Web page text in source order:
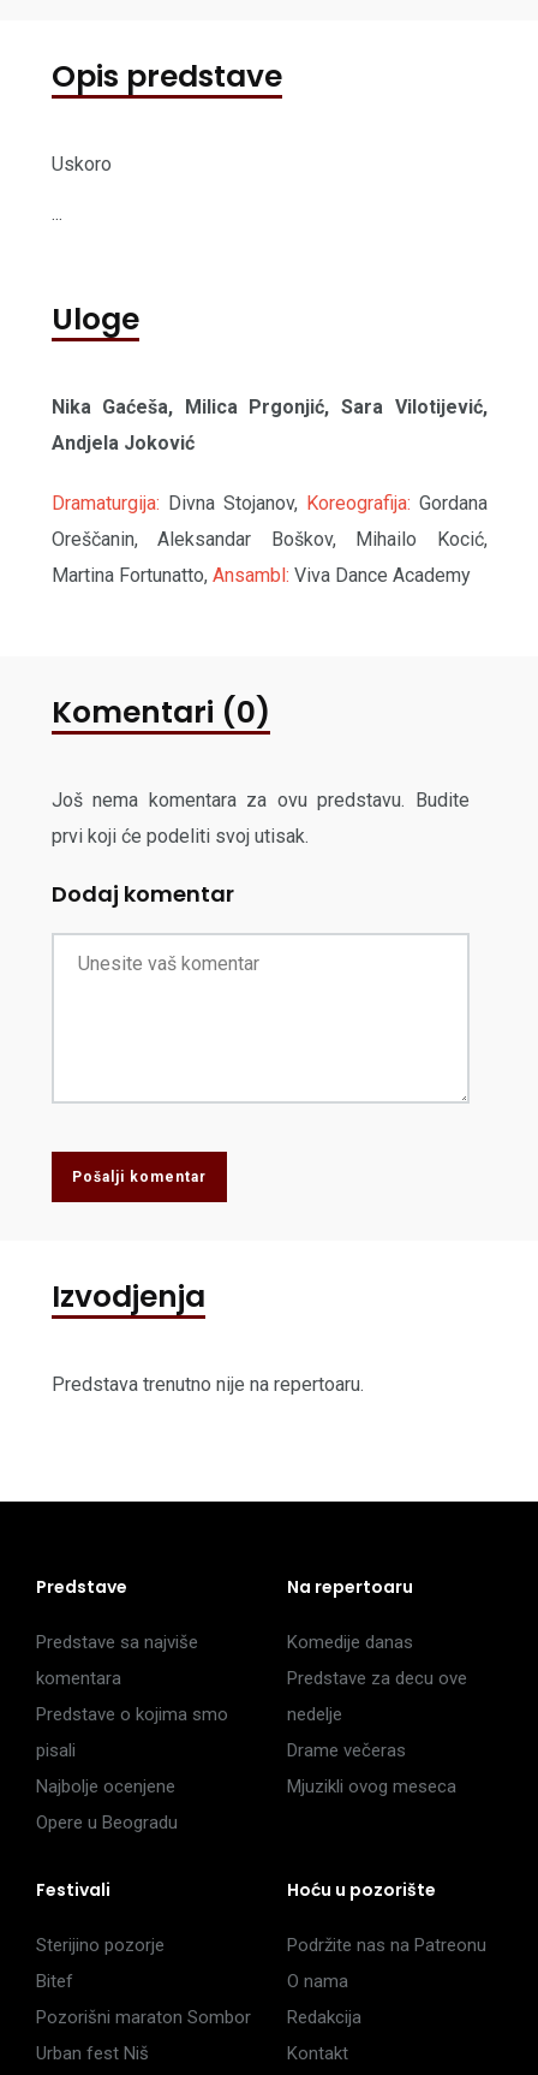
Opis predstave
Uskoro
...
Uloge
Nika Gaćeša, Milica Prgonjić, Sara Vilotijević,
Andjela Joković
Dramaturgija: Divna Stojanov,Koreografija: Gordana
Oreščanin, Aleksandar Boškov, Mihailo Kocić,
Martina Fortunatto, Ansambl: Viva Dance Academy
Komentari (0)
Još nema komentara za ovu predstavu. Budite
prvi koji će podeliti svoj utisak.
Dodaj komentar
Pošalji komentar
Izvodjenja
Predstava trenutno nije na repertoaru.
Predstave
Predstave sa najviše
komentara
Predstave o kojima smo
pisali
Najbolje ocenjene
Opere u Beogradu
Na repertoaru
Komedije danas
Predstave za decu ove
nedelje
Drame večeras
Mjuzikli ovog meseca
Festivali
Sterijino pozorje
Bitef
Pozorišni maraton Sombor
Urban fest Niš
Hoću u pozorište
Podržite nas na Patreonu
O nama
Redakcija
Kontakt